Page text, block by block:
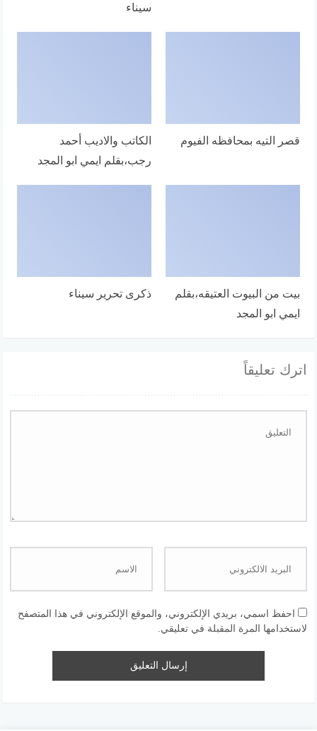
سيناء
قصر التيه بمحافظه الفيوم
الكاتب والاديب أحمد
رجب،بقلم ايمي ابو المجد
بيت من البيوت العتيقه،بقلم
ايمي ابو المجد
ذكرى تحرير سيناء
اترك تعليقاً
احفظ اسمي، بريدي الإلكتروني، والموقع الإلكتروني في هذا المتصفح
لاستخدامها المرة المقبلة في تعليقي.